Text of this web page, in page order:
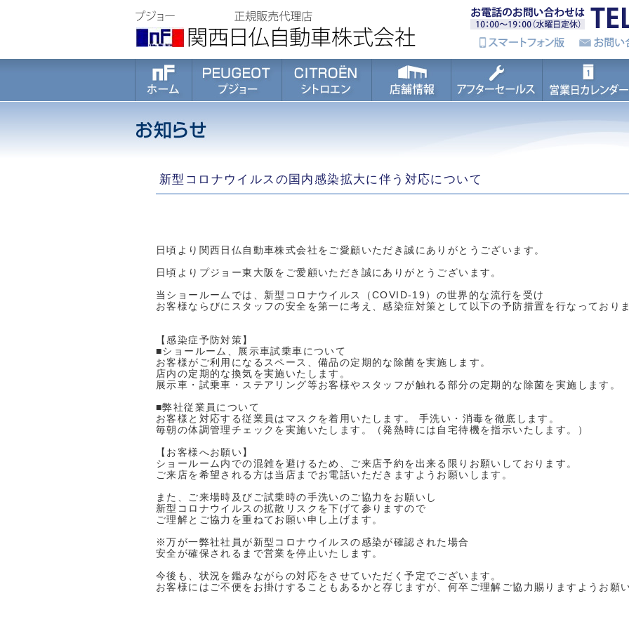
新型コロナウイルスの国内感染拡大に伴う対応について
日頃より関西日仏自動車株式会社をご愛顧いただき誠にありがとうございます。
日頃よりプジョー東大阪をご愛顧いただき誠にありがとうございます。
当ショールームでは、新型コロナウイルス（COVID-19）の世界的な流行を受け
お客様ならびにスタッフの安全を第一に考え、感染症対策として以下の予防措置を行なっておりま
【感染症予防対策】
■ショールーム、展示車試乗車について
お客様がご利用になるスペース、備品の定期的な除菌を実施します。
店内の定期的な換気を実施いたします。
展示車・試乗車・ステアリング等お客様やスタッフが触れる部分の定期的な除菌を実施します。
■弊社従業員について
お客様と対応する従業員はマスクを着用いたします。 手洗い・消毒を徹底します。
毎朝の体調管理チェックを実施いたします。（発熱時には自宅待機を指示いたします。）
【お客様へお願い】
ショールーム内での混雑を避けるため、ご来店予約を出来る限りお願いしております。
ご来店を希望される方は当店までお電話いただきますようお願いします。
また、ご来場時及びご試乗時の手洗いのご協力をお願いし
新型コロナウイルスの拡散リスクを下げて参りますので
ご理解とご協力を重ねてお願い申し上げます。
※万が一弊社社員が新型コロナウイルスの感染が確認された場合
安全が確保されるまで営業を停止いたします。
今後も、状況を鑑みながらの対応をさせていただく予定でございます。
お客様にはご不便をお掛けすることもあるかと存じますが、何卒ご理解ご協力賜りますようお願